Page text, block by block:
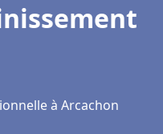
à Arcachon